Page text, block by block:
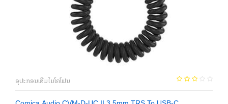
ອຸປະກອນເສີມໄມໂຄໂຟນ